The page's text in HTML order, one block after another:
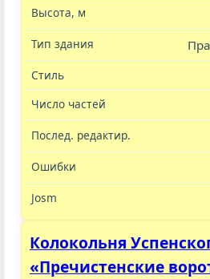
Колокольня
«Пречистенские